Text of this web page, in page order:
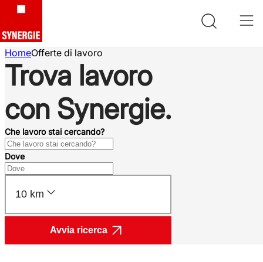
HomeOfferte di lavoro
Trova lavoro
con Synergie.
Che lavoro stai cercando?
Dove
10 km
Avvia ricerca